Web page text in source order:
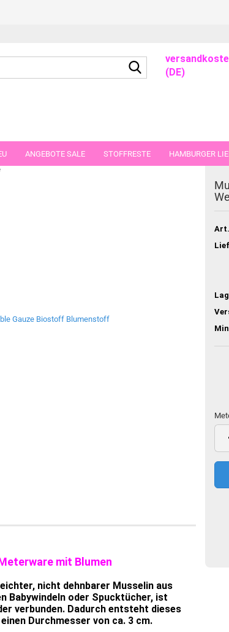
Suche...
(DE)
ANGEBOTE SALE STOFFRESTE HAMBURGER
mit Blumen
nicht dehnbarer Musselin aus
Babywindeln oder Spucktücher, ist
verbunden. Dadurch entsteht dieses
Durchmesser von ca. 3 cm.